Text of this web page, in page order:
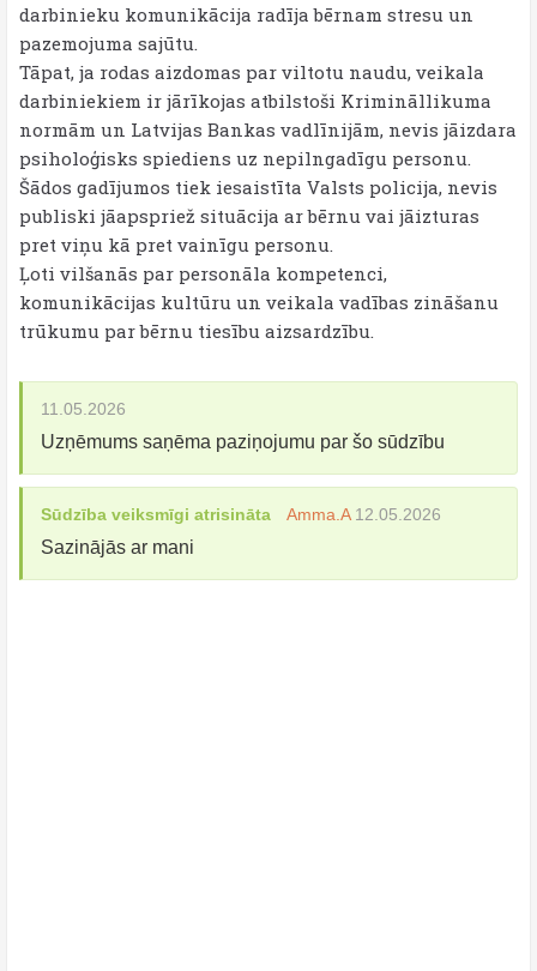
darbinieku komunikācija radīja bērnam stresu un
pazemojuma sajūtu.
Tāpat, ja rodas aizdomas par viltotu naudu, veikala
darbiniekiem ir jārīkojas atbilstoši Krimināllikuma
normām un Latvijas Bankas vadlīnijām, nevis jāizdara
psiholoģisks spiediens uz nepilngadīgu personu.
Šādos gadījumos tiek iesaistīta Valsts policija, nevis
publiski jāapspriež situācija ar bērnu vai jāizturas
pret viņu kā pret vainīgu personu.
Ļoti vilšanās par personāla kompetenci,
komunikācijas kultūru un veikala vadības zināšanu
trūkumu par bērnu tiesību aizsardzību.
11.05.2026
Uzņēmums saņēma paziņojumu par šo sūdzību
Sūdzība veiksmīgi atrisināta Amma.A12.05.2026
Sazinājās ar mani